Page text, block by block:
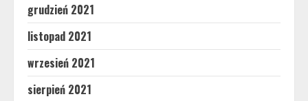
grudzień 2021
listopad 2021
wrzesień 2021
sierpień 2021